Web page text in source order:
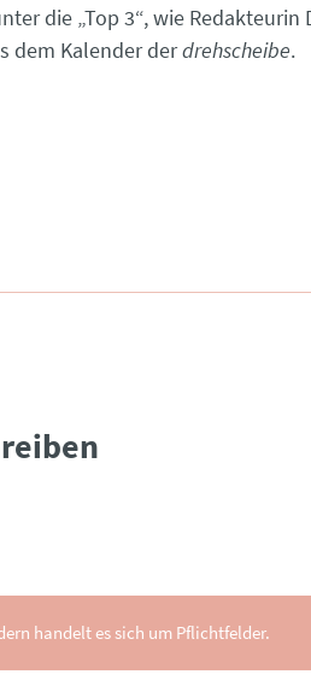
die „Top 3“, wie Redakteurin
dem Kalender derdrehscheibe.
handelt es sich um Pflichtfelder.